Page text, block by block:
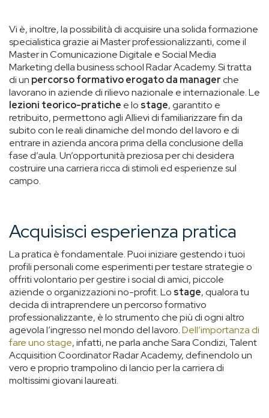
Vi è, inoltre, la possibilità di acquisire una solida formazione
specialistica grazie ai Master professionalizzanti, come il
Master in Comunicazione Digitale e Social Media
Marketing della business school Radar Academy. Si tratta
di un percorso formativo erogato da managerche
lavorano in aziende di rilievo nazionale e internazionale. Le
lezioni teorico-pratiche e lo stage, garantito e
retribuito, permettono agli Allievi di familiarizzare fin da
subito con le reali dinamiche del mondo del lavoro e di
entrare in azienda ancora prima della conclusione della
fase d’aula. Un’opportunità preziosa per chi desidera
costruire una carriera ricca di stimoli ed esperienze sul
campo.
Acquisisci esperienza pratica
La pratica è fondamentale. Puoi iniziare gestendo i tuoi
profili personali come esperimenti per testare strategie o
offriti volontario per gestire i social di amici, piccole
aziende o organizzazioni no-profit. Lo stage, qualora tu
decida di intraprendere un percorso formativo
professionalizzante, è lo strumento che più di ogni altro
agevola l’ingresso nel mondo del lavoro.Dell’importanza di
fare uno stage, infatti, ne parla anche Sara Condizi, Talent
Acquisition Coordinator Radar Academy, definendolo un
vero e proprio trampolino di lancio per la carriera di
moltissimi giovani laureati.